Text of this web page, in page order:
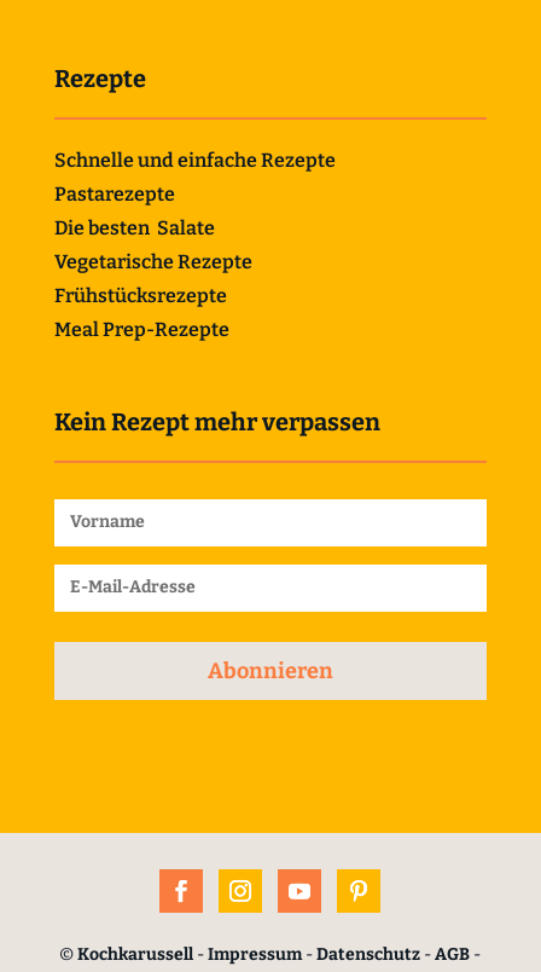
Rezepte
Schnelle und einfache Rezepte
Pastarezepte
Die besten Salate
Vegetarische Rezepte
Frühstücksrezepte
Meal Prep-Rezepte
Kein Rezept mehr verpassen
Abonnieren
©Kochkarussell -Impressum-Datenschutz -AGB -